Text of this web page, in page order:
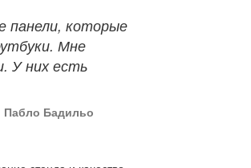
панели, которые
Мне
У них есть
Пабло Бадильо